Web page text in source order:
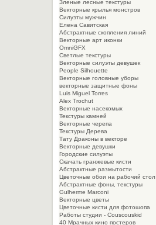
Зленые лесные текстуры
Векторные крылья монстров
Силуэты мужчин
Елена Савитская
Абстрактные скопления линий
Векторные арт иконки
OmniGFX
Светлые текстуры
Векторные силуэты девушек
People Silhouette
Векторные головные уборы
векторные защитные фоны
Luis Miguel Torres
Alex Trochut
Векторные насекомых
Текстуры камней
Векторные черепа
Текстуры Дерева
Тату Драконы в векторе
Векторные девушки
Городские силуэты
Скачать гранжевые кисти
Абстрактные размытости
Цветочные обои на рабочий стол
Абстрактные фоны, текстуры
Gulherme Marconi
Векторные цветы
Цветочные кисти для фотошопа
Работы студии - Couscouskid
40 Мрачных кино постеров